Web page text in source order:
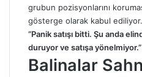
grubun pozisyonlarını
gösterge olarak kabul ediliyor.
“Panik satışı bitti. Şu anda
duruyor ve satışa yönelmiyor.”
Balinalar